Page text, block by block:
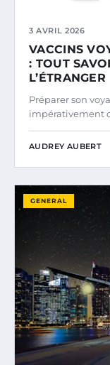
3 AVRIL 2026
VACCINS
: TOUT
L’ÉTRANGER
Préparer son
impérativement
AUDREY AUBERT
GENERAL